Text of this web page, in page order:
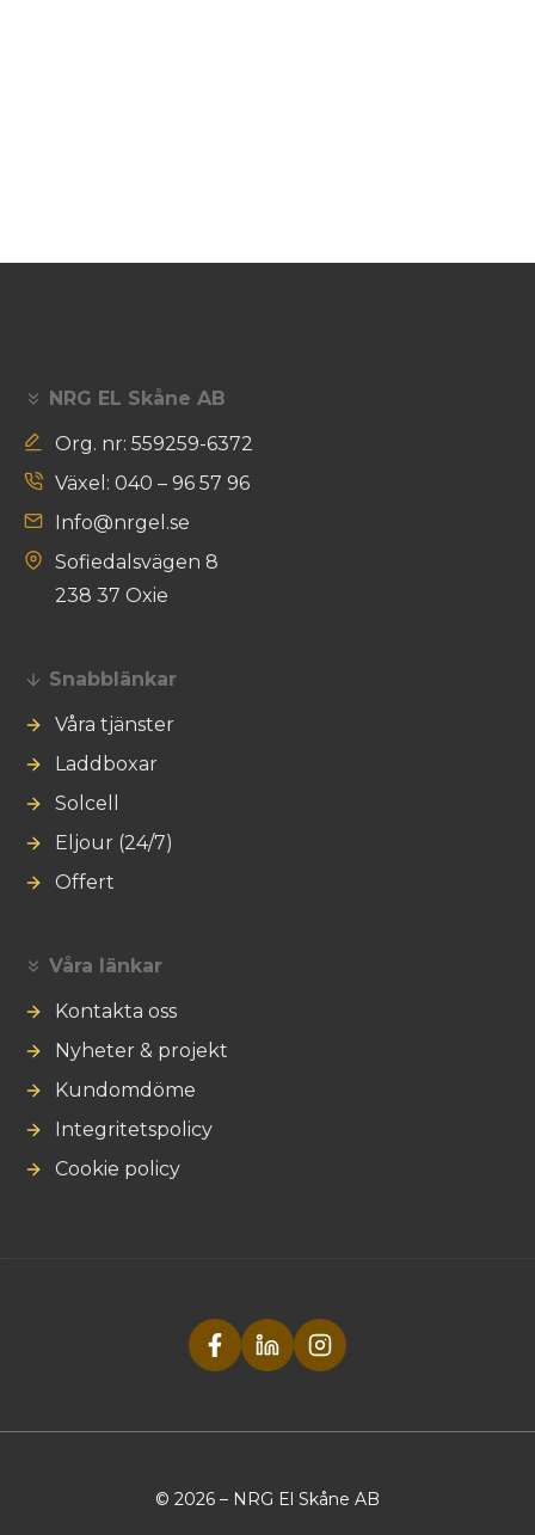
NRG EL Skåne AB
Org. nr: 559259-6372
Växel: 040 – 96 57 96
Info@nrgel.se
Sofiedalsvägen 8
238 37 Oxie
Snabblänkar
Våra tjänster
Laddboxar
Solcell
Eljour (24/7)
Offert
Våra länkar
Kontakta oss
Nyheter & projekt
Kundomdöme
Integritetspolicy
Cookie policy
© 2026 – NRG El Skåne AB